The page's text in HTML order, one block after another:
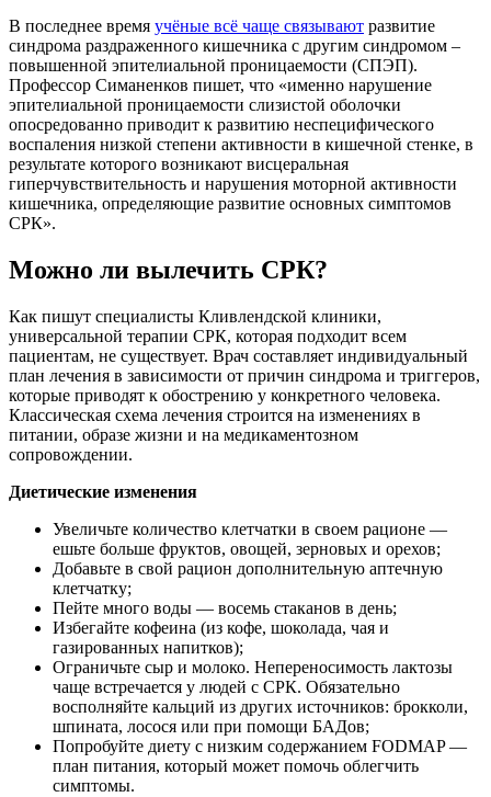
В последнее время учёные всё чаще связывают развитие
синдрома раздраженного кишечника с другим синдромом –
повышенной эпителиальной проницаемости (СПЭП).
Профессор Симаненков пишет, что «именно нарушение
эпителиальной проницаемости слизистой оболочки
опосредованно приводит к развитию неспецифического
воспаления низкой степени активности в кишечной стенке, в
результате которого возникают висцеральная
гиперчувствительность и нарушения моторной активности
кишечника, определяющие развитие основных симптомов
СРК».
Можно ли вылечить СРК?
Как пишут специалисты Кливлендской клиники,
универсальной терапии СРК, которая подходит всем
пациентам, не существует. Врач составляет индивидуальный
план лечения в зависимости от причин синдрома и триггеров,
которые приводят к обострению у конкретного человека.
Классическая схема лечения строится на изменениях в
питании, образе жизни и на медикаментозном
сопровождении.
Диетические изменения
Увеличьте количество клетчатки в своем рационе —
ешьте больше фруктов, овощей, зерновых и орехов;
Добавьте в свой рацион дополнительную аптечную
клетчатку;
Пейте много воды — восемь стаканов в день;
Избегайте кофеина (из кофе, шоколада, чая и
газированных напитков);
Ограничьте сыр и молоко. Непереносимость лактозы
чаще встречается у людей с СРК. Обязательно
восполняйте кальций из других источников: брокколи,
шпината, лосося или при помощи БАДов;
Попробуйте диету с низким содержанием FODMAP —
план питания, который может помочь облегчить
симптомы.